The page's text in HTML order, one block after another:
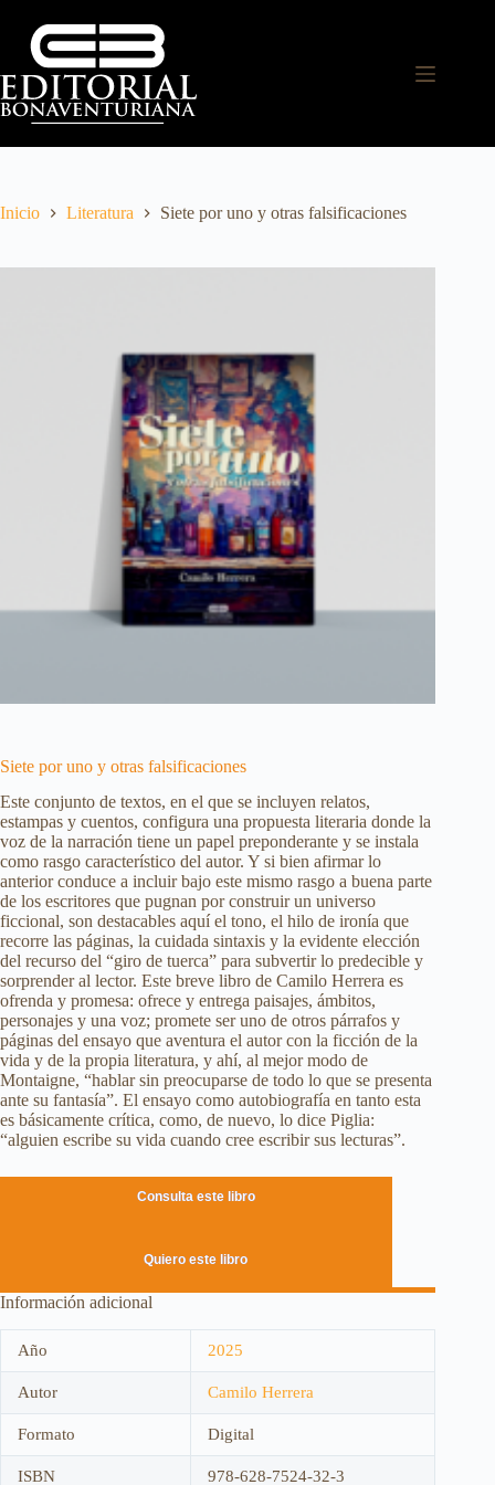
Inicio Literatura Siete por uno y otras falsificaciones
Siete por uno y otras falsificaciones
Este conjunto de textos, en el que se incluyen relatos,
estampas y cuentos, configura una propuesta literaria donde la
voz de la narración tiene un papel preponderante y se instala
como rasgo característico del autor. Y si bien afirmar lo
anterior conduce a incluir bajo este mismo rasgo a buena parte
de los escritores que pugnan por construir un universo
ficcional, son destacables aquí el tono, el hilo de ironía que
recorre las páginas, la cuidada sintaxis y la evidente elección
del recurso del “giro de tuerca” para subvertir lo predecible y
sorprender al lector. Este breve libro de Camilo Herrera es
ofrenda y promesa: ofrece y entrega paisajes, ámbitos,
personajes y una voz; promete ser uno de otros párrafos y
páginas del ensayo que aventura el autor con la ficción de la
vida y de la propia literatura, y ahí, al mejor modo de
Montaigne, “hablar sin preocuparse de todo lo que se presenta
ante su fantasía”. El ensayo como autobiografía en tanto esta
es básicamente crítica, como, de nuevo, lo dice Piglia:
“alguien escribe su vida cuando cree escribir sus lecturas”.
Consulta este libro
Quiero este libro
Información adicional
Año 2025
Autor Camilo Herrera
Formato Digital
ISBN 978-628-7524-32-3